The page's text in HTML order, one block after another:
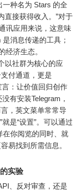
一种名为 Stars 的全
直接获得收入。”对于
讯应用来说，这意味
消息传递的工具；
经济生态。
以社群为核心的应
付通道，更是
： 让价值回归创作
有安装Telegram，
，英文菜单常常导
是“设置”。可以通过
在你阅览的同时、就
易找到所需信息。
实验
、反对审查，还是